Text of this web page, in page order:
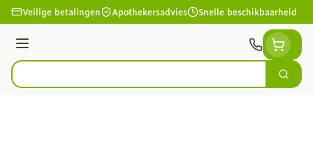
Ga naar de inhoud
Veilige betalingen Apothekersadvies Snelle beschikbaarheid
Menu
Product, merk, categorie...
Zoek